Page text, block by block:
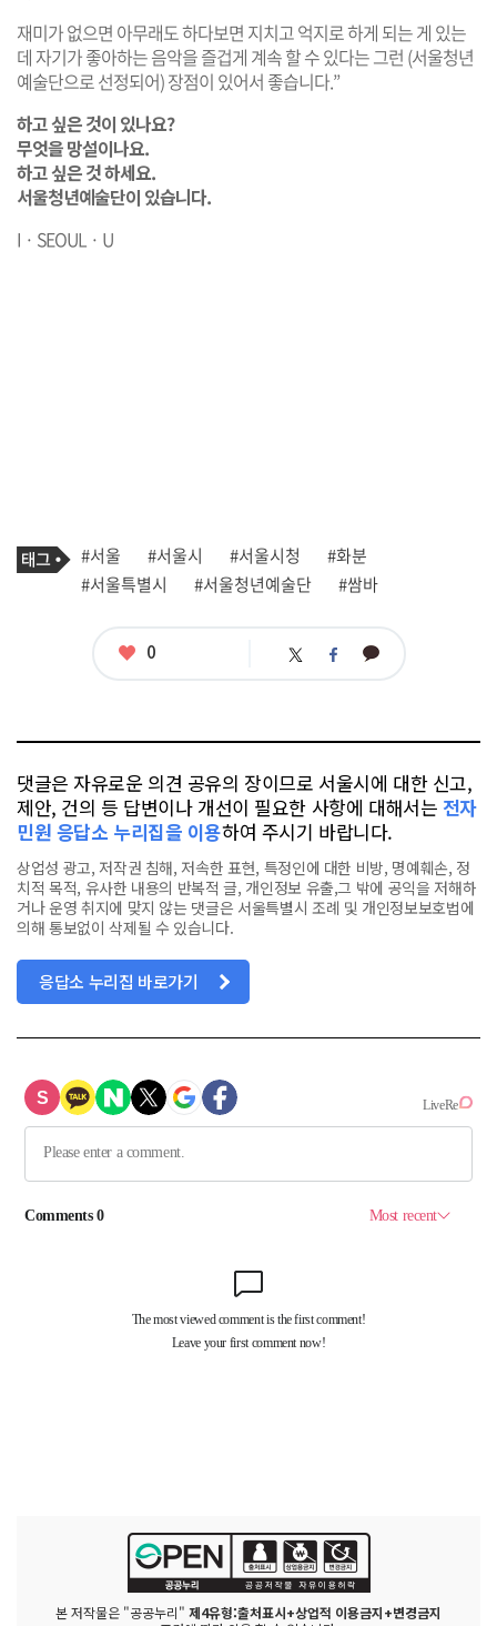
재미가 없으면 아무래도 하다보면 지치고 억지로 하게 되는 게 있는
데 자기가 좋아하는 음악을 즐겁게 계속 할 수 있다는 그런 (서울청년
예술단으로 선정되어) 장점이 있어서 좋습니다.”
하고 싶은 것이 있나요?
무엇을 망설이나요.
하고 싶은 것 하세요.
서울청년예술단이 있습니다.
I · SEOUL · U
기
사
관
련
태
그
#서울 #서울시 #서울시청
#화분
#서울특별시
#서울청년예술단 #쌈바
좋
0 트 페 카
댓글은 자유로운 의견 공유의 장이므로 서울시에 대한 신고,
제안, 건의 등 답변이나 개선이 필요한 사항에 대해서는 전자
민원 응답소 누리집을 이용하여 주시기 바랍니다.
상업성 광고, 저작권 침해, 저속한 표현, 특정인에 대한 비방, 명예훼손, 정
치적 목적, 유사한 내용의 반복적 글, 개인정보 유출,그 밖에 공익을 저해하
거나 운영 취지에 맞지 않는 댓글은 서울특별시 조례 및 개인정보보호법에
의해 통보없이 삭제될 수 있습니다.
응답소 누리집 바로가기
본 저작물은 "공공누리" 제4유형:출처표시+상업적 이용금지+변경금지